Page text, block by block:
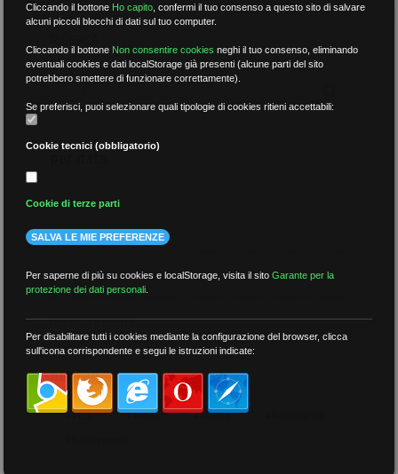
per data
più recenti
meno recenti
per tag
##DS ##FGU ##Gilda
Cliccando il bottone Ho capito ,confermi il tuo consenso a questo sito di salvare
alcuni piccoli blocchi di dati sul tuo computer.
Cliccando il bottone Non consentire cookies neghi il tuo consenso, eliminando
eventuali cookies e dati localStorage già presenti (alcune parti del sito
potrebbero smettere di funzionare correttamente).
Se preferisci, puoi selezionare quali tipologie di cookies ritieni accettabili:
Cookie tecnici (obbligatorio)
Cookie di terze parti
SALVA LE MIE PREFERENZE
Per saperne di più su cookies e localStorage, visita il sitoGarante per la
protezione dei dati personali
Per disabilitare tutti i cookies mediante la configurazione del browser, clicca
sull'icona corrispondente e segui le istruzioni indicate: